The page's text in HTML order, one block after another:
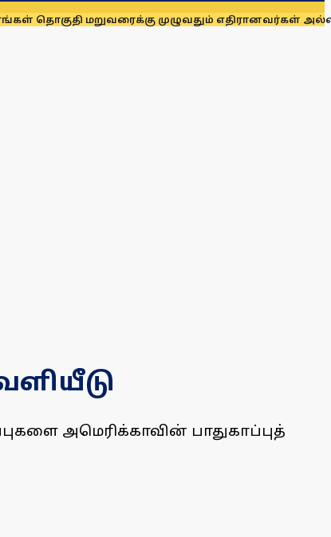
மறுவரைக்கு முழுவதும் எதிரானவர்கள் அல்லர்:
அமெரிக்காவின் பாதுகாப்புத்